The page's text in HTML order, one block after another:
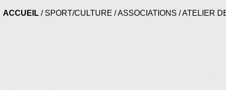
ACCUEIL/ SPORT/CULTURE /ASSOCIATIONS /ATELIER